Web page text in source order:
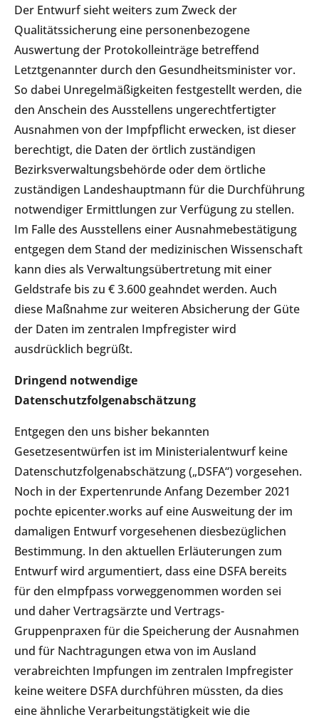
Der Entwurf sieht weiters zum Zweck der
Qualitätssicherung eine personenbezogene
Auswertung der Protokolleinträge betreffend
Letztgenannter durch den Gesundheitsminister vor.
So dabei Unregelmäßigkeiten festgestellt werden, die
den Anschein des Ausstellens ungerechtfertigter
Ausnahmen von der Impfpflicht erwecken, ist dieser
berechtigt, die Daten der örtlich zuständigen
Bezirksverwaltungsbehörde oder dem örtliche
zuständigen Landeshauptmann für die Durchführung
notwendiger Ermittlungen zur Verfügung zu stellen.
Im Falle des Ausstellens einer Ausnahmebestätigung
entgegen dem Stand der medizinischen Wissenschaft
kann dies als Verwaltungsübertretung mit einer
Geldstrafe bis zu € 3.600 geahndet werden. Auch
diese Maßnahme zur weiteren Absicherung der Güte
der Daten im zentralen Impfregister wird
ausdrücklich begrüßt.
Dringend notwendige
Datenschutzfolgenabschätzung
Entgegen den uns bisher bekannten
Gesetzesentwürfen ist im Ministerialentwurf keine
Datenschutzfolgenabschätzung („DSFA“) vorgesehen.
Noch in der Expertenrunde Anfang Dezember 2021
pochte epicenter.works auf eine Ausweitung der im
damaligen Entwurf vorgesehenen diesbezüglichen
Bestimmung. In den aktuellen Erläuterungen zum
Entwurf wird argumentiert, dass eine DSFA bereits
für den eImpfpass vorweggenommen worden sei
und daher Vertragsärzte und Vertrags-
Gruppenpraxen für die Speicherung der Ausnahmen
und für Nachtragungen etwa von im Ausland
verabreichten Impfungen im zentralen Impfregister
keine weitere DSFA durchführen müssten, da dies
eine ähnliche Verarbeitungstätigkeit wie die